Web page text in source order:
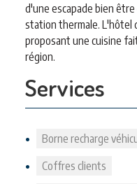
d'une escapade bien
station thermale. L'hôtel
proposant une cuisine
région.
Services
Borne recharge
Coffres clients